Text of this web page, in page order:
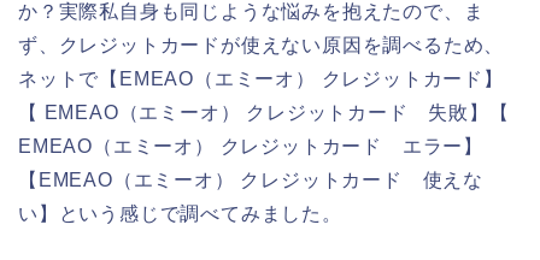
か？実際私自身も同じような悩みを抱えたので、ま
ず、クレジットカードが使えない原因を調べるため、
ネットで【EMEAO（エミーオ） クレジットカード】
【 EMEAO（エミーオ） クレジットカード 失敗】【
EMEAO（エミーオ） クレジットカード エラー】
【EMEAO（エミーオ） クレジットカード 使えな
い】という感じで調べてみました。